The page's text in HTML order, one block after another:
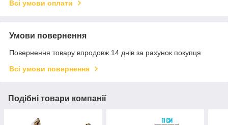
Всі умови оплати
Умови повернення
Повернення товару впродовж 14 днів за рахунок покупця
Всі умови повернення
Подібні товари компанії